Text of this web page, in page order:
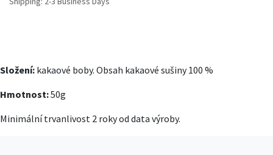
Složení: kakaové boby. Obsah kakaové sušiny 100 %
Hmotnost:50g
Minimální trvanlivost 2 roky od data výroby.